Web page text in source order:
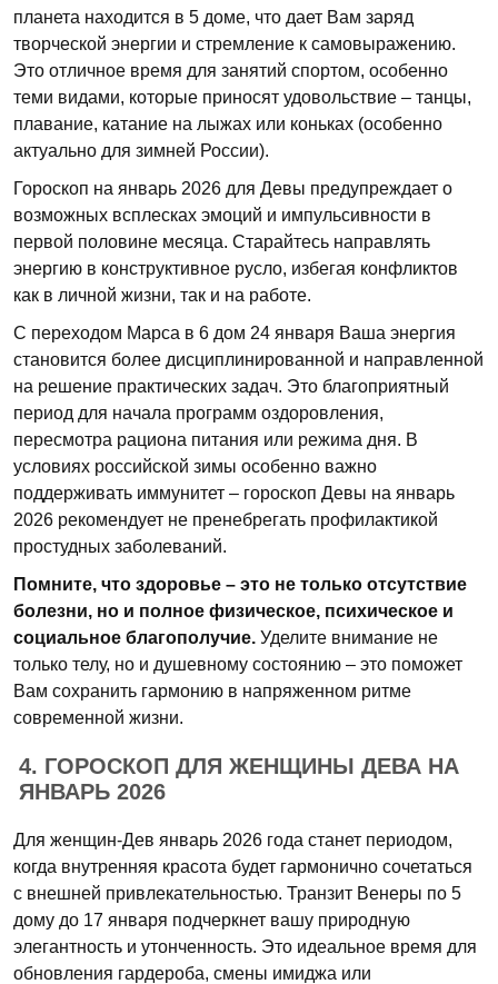
планета находится в 5 доме, что дает Вам заряд
творческой энергии и стремление к самовыражению.
Это отличное время для занятий спортом, особенно
теми видами, которые приносят удовольствие – танцы,
плавание, катание на лыжах или коньках (особенно
актуально для зимней России).
Гороскоп на январь 2026 для Девы предупреждает о
возможных всплесках эмоций и импульсивности в
первой половине месяца. Старайтесь направлять
энергию в конструктивное русло, избегая конфликтов
как в личной жизни, так и на работе.
С переходом Марса в 6 дом 24 января Ваша энергия
становится более дисциплинированной и направленной
на решение практических задач. Это благоприятный
период для начала программ оздоровления,
пересмотра рациона питания или режима дня. В
условиях российской зимы особенно важно
поддерживать иммунитет – гороскоп Девы на январь
2026 рекомендует не пренебрегать профилактикой
простудных заболеваний.
Помните, что здоровье – это не только отсутствие
болезни, но и полное физическое, психическое и
социальное благополучие. Уделите внимание не
только телу, но и душевному состоянию – это поможет
Вам сохранить гармонию в напряженном ритме
современной жизни.
4. ГОРОСКОП ДЛЯ ЖЕНЩИНЫ ДЕВА НА
ЯНВАРЬ 2026
Для женщин-Дев январь 2026 года станет периодом,
когда внутренняя красота будет гармонично сочетаться
с внешней привлекательностью. Транзит Венеры по 5
дому до 17 января подчеркнет вашу природную
элегантность и утонченность. Это идеальное время для
обновления гардероба, смены имиджа или